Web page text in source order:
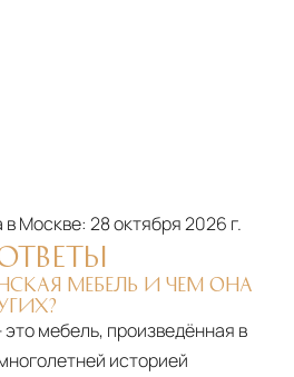
в Москве: 28 октября 2026 г.
МЕБЕЛЬ И ЧЕМ ОНА
мебель, произведённая в
историей